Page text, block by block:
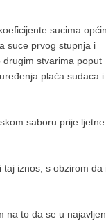
sucima
suce prvog stupnja i
drugim stvarima poput
plaća sudaca i
saboru prije ljetne
taj iznos, s obzirom da
na to da se u